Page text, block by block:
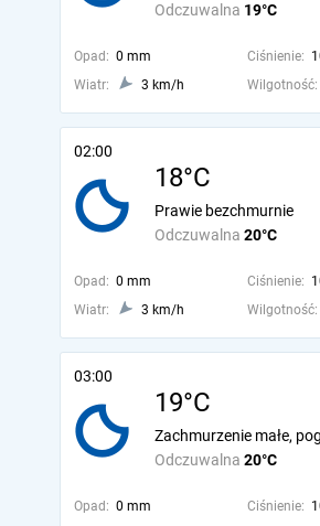
Odczuwalna 19°C
Opad: 0 mm Ciśnienie:
Wiatr:
3 km/h Wilgotność:
02:00
18°C
Odczuwalna 20°C
Prawie bezchmurnie
Opad: 0 mm Ciśnienie:
Wiatr:
3 km/h Wilgotność:
03:00
19°C
Odczuwalna 20°C
Zachmurzenie małe,
Opad: 0 mm Ciśnienie: